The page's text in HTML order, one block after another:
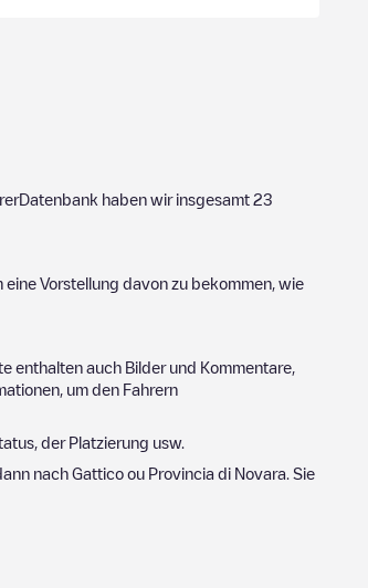
haben wir insgesamt 23
Vorstellung davon zu bekommen, wie
enthalten auch Bilder und Kommentare,
um den Fahrern
der Platzierung usw.
nach Gattico ou Provincia di Novara . Sie